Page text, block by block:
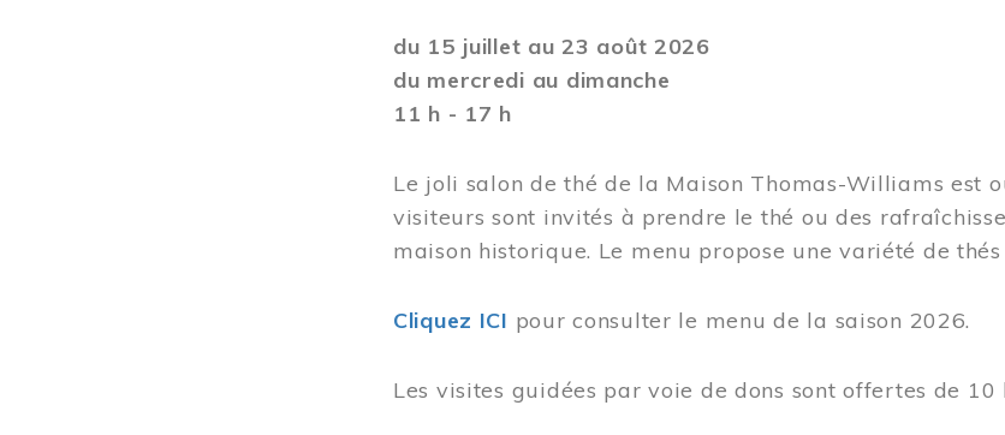
du 15 juillet au 23 août 2026
du mercredi au dimanche
11 h - 17 h
Le joli salon de thé de la Maison Thomas-Williams est
visiteurs sont invités à prendre le thé ou des
maison historique. Le menu propose une variété de
Cliquez ICI pour consulter le menu de la saison 2026.
Les visites guidées par voie de dons sont offertes de 10